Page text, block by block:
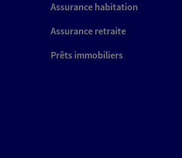
Assurance habitation
Assurance retraite
Prêts immobiliers